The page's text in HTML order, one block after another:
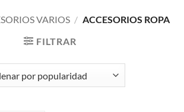
VARIOS / ACCESORIOS ROPA
FILTRAR